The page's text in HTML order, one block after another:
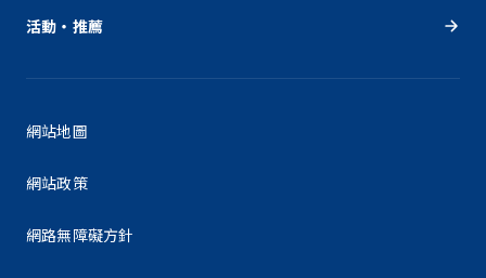
活動・推薦
網站地圖
網站政策
網路無障礙方針